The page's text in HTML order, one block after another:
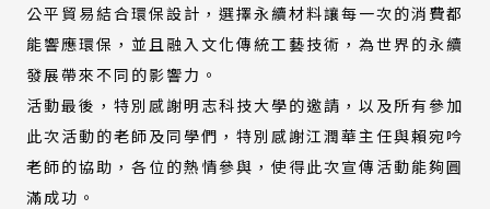
公平貿易結合環保設計，選擇永續材料讓每一次的消費都
能響應環保，並且融入文化傳統工藝技術，為世界的永續
發展帶來不同的影響力。
活動最後，特別感謝明志科技大學的邀請，以及所有參加
此次活動的老師及同學們，特別感謝江潤華主任與賴宛吟
老師的協助，各位的熱情參與，使得此次宣傳活動能夠圓
滿成功。